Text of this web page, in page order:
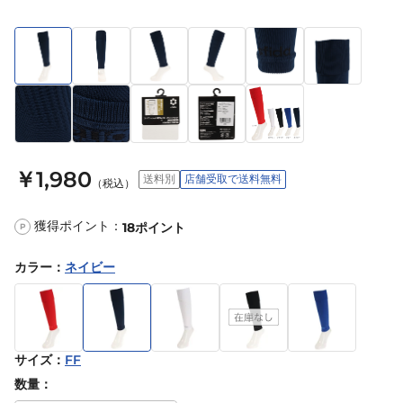
￥1,980 （税込） 送料別 店舗受取で送料無料
P 獲得ポイント： 18ポイント
カラー ： ネイビー
サイズ： FF
数量：